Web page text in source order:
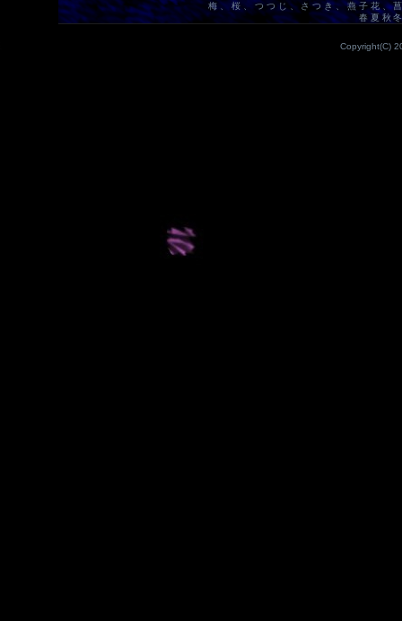
梅、桜、つつじ、さつき、燕子花、
春夏秋
Copyright(C)